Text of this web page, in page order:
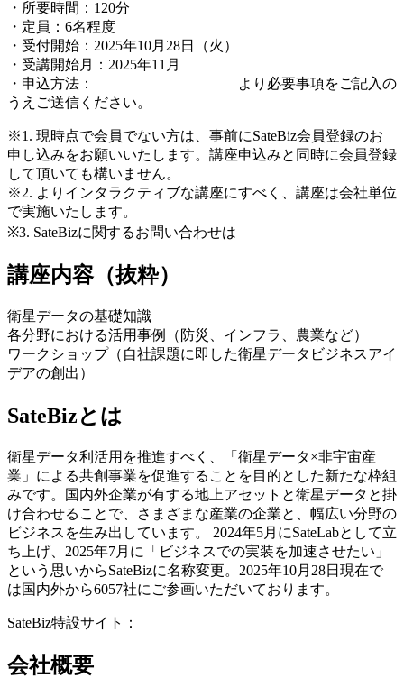
・所要時間：120分
・定員：6名程度
・受付開始：2025年10月28日（火）
・受講開始月：2025年11月
・申込方法：
より必要事項をご記入の
うえご送信ください。
※1. 現時点で会員でない方は、事前にSateBiz会員登録のお
申し込みをお願いいたします。講座申込みと同時に会員登録
して頂いても構いません。
※2. よりインタラクティブな講座にすべく、講座は会社単位
で実施いたします。
※3. SateBizに関するお問い合わせは
講座内容（抜粋）
衛星データの基礎知識
各分野における活用事例（防災、インフラ、農業など）
ワークショップ（自社課題に即した衛星データビジネスアイ
デアの創出）
SateBizとは
衛星データ利活用を推進すべく、「衛星データ×非宇宙産
業」による共創事業を促進することを目的とした新たな枠組
みです。国内外企業が有する地上アセットと衛星データと掛
け合わせることで、さまざまな産業の企業と、幅広い分野の
ビジネスを生み出しています。 2024年5月にSateLabとして立
ち上げ、 2025年7月に「ビジネスでの実装を加速させたい」
という思いからSateBizに名称変更。 2025年10月 28日現在で
は国内外から6057社にご参画いただいております。
SateBiz特設サイト：
会社概要